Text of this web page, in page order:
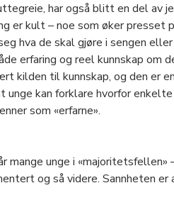
har også blitt en del av
er kult – noe som øker presset
hva de skal gjøre i sengen
erfaring og reel kunnskap om
kilden til kunnskap, og den er
unge kan forklare hvorfor
som «erfarne».
mange unge i «majoritetsfellen»
og så videre. Sannheten